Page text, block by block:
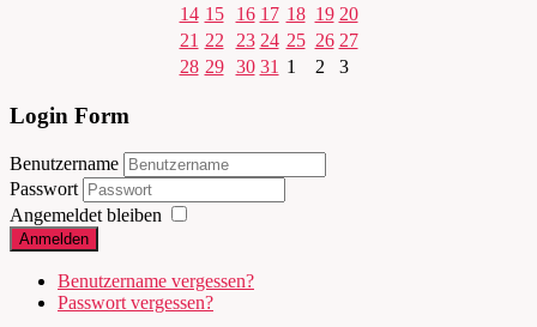
14 15 16 17 18 19 20
21 22 23 24 25 26 27
28 29 30 31 1 2 3
Login Form
Benutzername
Passwort
Angemeldet bleiben
Anmelden
Benutzername vergessen?
Passwort vergessen?